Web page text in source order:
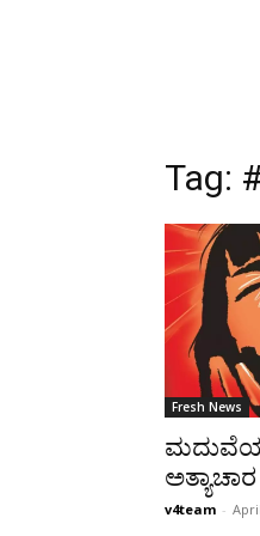
Tag:
Fresh News
ಅತ್ಯಾಚಾರ
v4team -